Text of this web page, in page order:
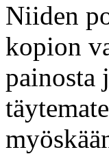
Niiden
kopion
painosta